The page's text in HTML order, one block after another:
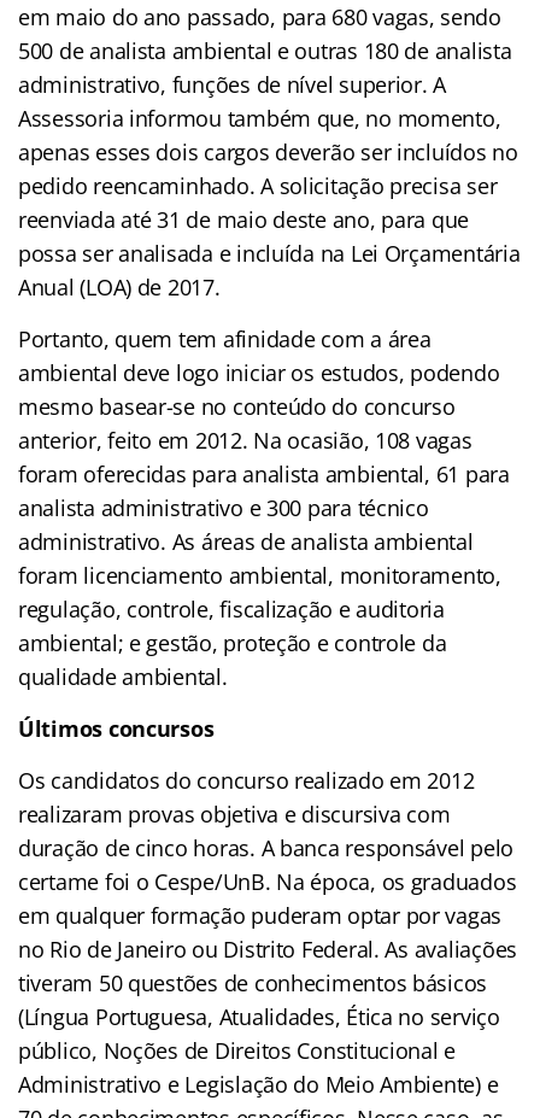
em maio do ano passado, para 680 vagas, sendo
500 de analista ambiental e outras 180 de analista
administrativo, funções de nível superior. A
Assessoria informou também que, no momento,
apenas esses dois cargos deverão ser incluídos no
pedido reencaminhado. A solicitação precisa ser
reenviada até 31 de maio deste ano, para que
possa ser analisada e incluída na Lei Orçamentária
Anual (LOA) de 2017.
Portanto, quem tem afinidade com a área
ambiental deve logo iniciar os estudos, podendo
mesmo basear-se no conteúdo do concurso
anterior, feito em 2012. Na ocasião, 108 vagas
foram oferecidas para analista ambiental, 61 para
analista administrativo e 300 para técnico
administrativo. As áreas de analista ambiental
foram licenciamento ambiental, monitoramento,
regulação, controle, fiscalização e auditoria
ambiental; e gestão, proteção e controle da
qualidade ambiental.
Últimos concursos
Os candidatos do concurso realizado em 2012
realizaram provas objetiva e discursiva com
duração de cinco horas. A banca responsável pelo
certame foi o Cespe/UnB. Na época, os graduados
em qualquer formação puderam optar por vagas
no Rio de Janeiro ou Distrito Federal. As avaliações
tiveram 50 questões de conhecimentos básicos
(Língua Portuguesa, Atualidades, Ética no serviço
público, Noções de Direitos Constitucional e
Administrativo e Legislação do Meio Ambiente) e